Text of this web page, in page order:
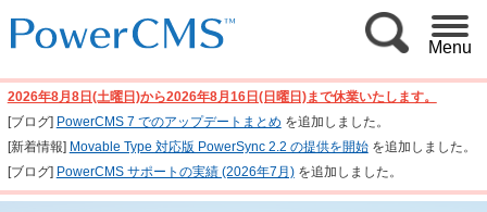
Menu
2026年8月8日(土曜日)から2026年8月16日(日曜日)まで休業いたします。
[ブログ] PowerCMS 7 でのアップデートまとめ を追加しました。
[新着情報] Movable Type 対応版 PowerSync 2.2 の提供を開始を追加しました。
[ブログ] PowerCMS サポートの実績 (2026年7月)を追加しました。